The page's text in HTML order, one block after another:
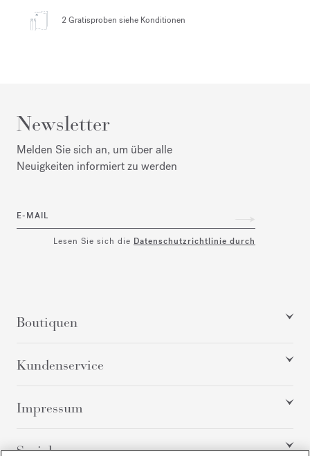
2 Gratisproben siehe Konditionen
Newsletter
Melden Sie sich an, um über alle
Neuigkeiten informiert zu werden
E-MAIL
Lesen Sie sich die Datenschutzrichtlinie durch
Boutiquen
Kundenservice
Impressum
Social